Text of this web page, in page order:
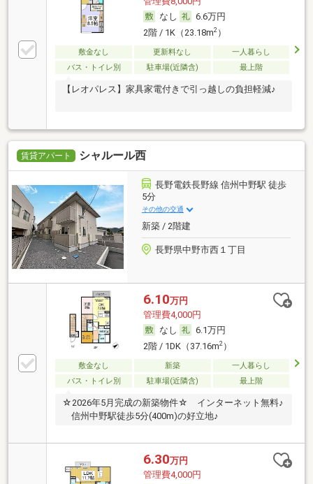
なし
6.6万円
2階 / 1K（23.18m2）
敷金なし 更新料なし
一人暮らし
バス・トイレ別
駐車場(近隣含) 最上階
【レオパレス】家具家電付きで引っ越しの負担軽減♪
賃貸アパート シャルール西
長野電鉄長野線 信州中野駅 徒歩
5分
その他の交通
新築 / 2階建
長野県中野市西１丁目
6.10万円
管理費4,000円
なし
6.1万円
2階 / 1DK（37.16m2）
敷金なし 新築
一人暮らし
バス・トイレ別
駐車場(近隣含) 最上階
☆2026年5月完成の新築物件☆ インターネット無料♪
信州中野駅徒歩5分(400m)の好立地♪
6.30万円
管理費4,000円